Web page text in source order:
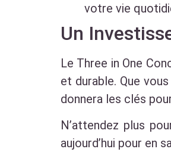
votre vie
Un
Le Three in One
et durable. Que
donnera les clés
N’attendez plus
aujourd’hui pour en